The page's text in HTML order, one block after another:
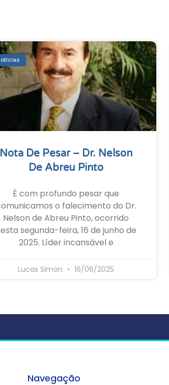
Nota De Pesar – Dr. Nelson
De Abreu Pinto
É com profundo pesar que
o falecimento do Dr.
Nelson de Abreu Pinto, ocorrido
segunda-feira, 16 de junho de
2025. Líder incansável e
Lucas Simon 16/06/2025
Navegação